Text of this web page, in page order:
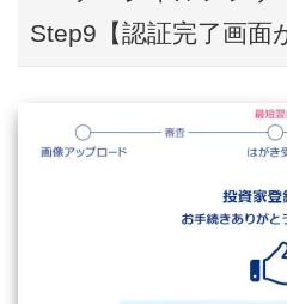
Step9【認証完了画面